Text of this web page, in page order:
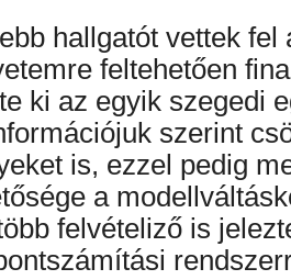
hallgatót vettek fel
feltehetően
ki az egyik szegedi
szerint
is, ezzel pedig
a
felvételiző is